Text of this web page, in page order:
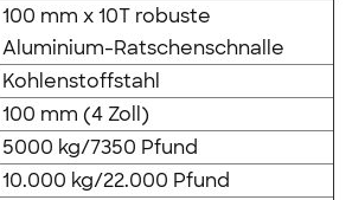
100 mm x 10T robuste
Aluminium-Ratschenschnalle
Kohlenstoffstahl
100 mm (4 Zoll)
5000 kg/7350 Pfund
10.000 kg/22.000 Pfund